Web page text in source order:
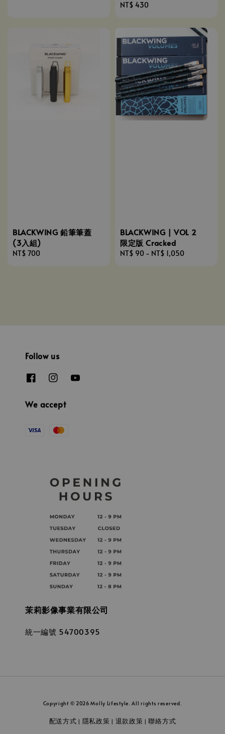
Regular
NT$ 430
BLACKWING 鉛筆筆蓋
(3入組)
Regular
NT$ 700
BLACKWING | VOL 2
限定版 Cracked
Regular
NT$ 90 - NT$ 1,050
Follow us
We accept
茉莉影像事業有限公司
統一編號 54700395
Copyright © 2026 Molly Lifestyle. All rights reserved.
配送方式 | 隱私政策 | 退款政策 |聯絡方式